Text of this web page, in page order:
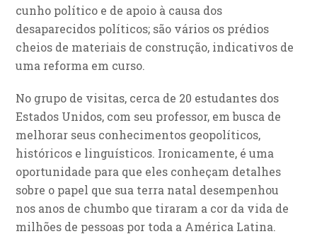
cunho político e de apoio à causa dos
desaparecidos políticos; são vários os prédios
cheios de materiais de construção, indicativos de
uma reforma em curso.
No grupo de visitas, cerca de 20 estudantes dos
Estados Unidos, com seu professor, em busca de
melhorar seus conhecimentos geopolíticos,
históricos e linguísticos. Ironicamente, é uma
oportunidade para que eles conheçam detalhes
sobre o papel que sua terra natal desempenhou
nos anos de chumbo que tiraram a cor da vida de
milhões de pessoas por toda a América Latina.